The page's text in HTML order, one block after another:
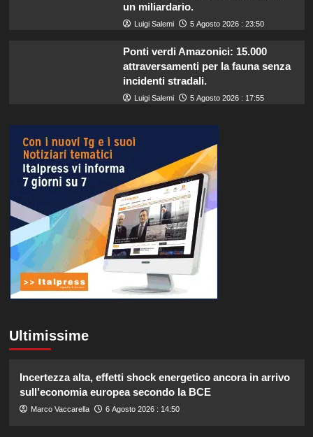
un miliardario.
Luigi Salemi 5 Agosto 2026 : 23:50
Ponti verdi Amazonici: 15.000
attraversamenti per la fauna senza
incidenti stradali.
Luigi Salemi 5 Agosto 2026 : 17:55
Ultimissime
Incertezza alta, effetti shock energetico ancora in arrivo
sull’economia europea secondo la BCE
Marco Vaccarella 6 Agosto 2026 : 14:50